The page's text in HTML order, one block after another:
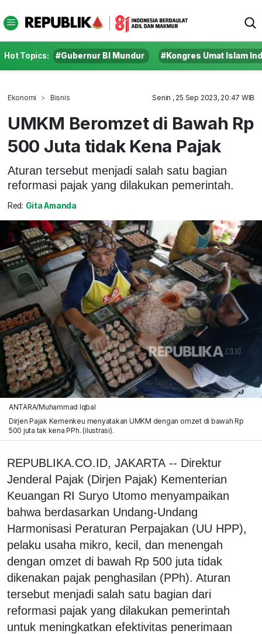
Hot Topics: #Gubernur BI Mundur #Kongres Umat Islam
Ekonomi Bisnis Senin , 25 Sep 2023, 20:47 WIB
UMKM Beromzet di Bawah Rp
500 Juta tidak Kena Pajak
Aturan tersebut menjadi salah satu bagian
reformasi pajak yang dilakukan pemerintah.
Red: Gita Amanda
ANTARA/Muhammad Iqbal
Dirjen Pajak Kemenkeu menyatakan UMKM dengan omzet di bawah Rp
500 juta tak kena PPh. (ilustrasi).
REPUBLIKA.CO.ID, JAKARTA -- Direktur
Jenderal Pajak (Dirjen Pajak) Kementerian
Keuangan RI Suryo Utomo menyampaikan
bahwa berdasarkan Undang-Undang
Harmonisasi Peraturan Perpajakan (UU HPP),
pelaku usaha mikro, kecil, dan menengah
dengan omzet di bawah Rp 500 juta tidak
dikenakan pajak penghasilan (PPh). Aturan
tersebut menjadi salah satu bagian dari
reformasi pajak yang dilakukan pemerintah
untuk meningkatkan efektivitas penerimaan